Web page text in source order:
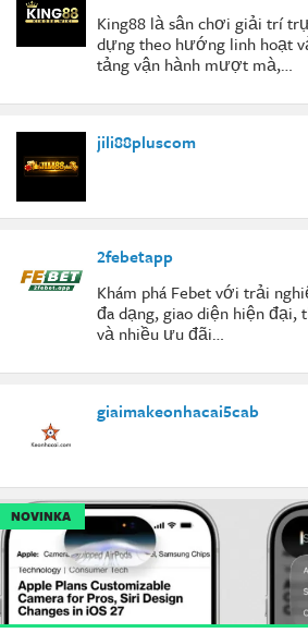
King88 là sân chơi giải trí
dựng theo hướng linh hoạt
tảng vận hành mượt mà,…
jili88pluscom
2febetapp
Khám phá Febet với trải
đa dạng, giao diện hiện đại,
và nhiều ưu đãi…
giaimakeonhacai5cab
NOVINKA